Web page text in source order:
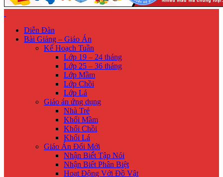
Diễn Đàn
Bài Giảng – Giáo Án
Kế Hoạch Tuần
Lớp 19 – 24 tháng
Lớp 25 – 36 tháng
Lớp Mầm
Lớp Chồi
Lớp Lá
Giáo án ứng dụng
Nhà Trẻ
Khối Mầm
Khối Chồi
Khối Lá
Giáo Án Đổi Mới
Nhận Biế́t Tập Nói
Nhận Biết Phân Biệt
Hoạt Động Với Đồ Vật